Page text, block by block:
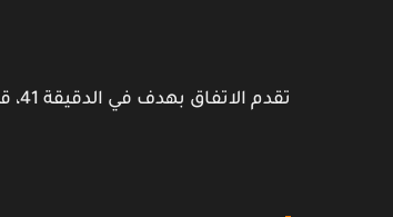
تقدم الاتفاق بهدف في الدقيقة 41، قبل أن يتعادل الاتحاد في الدقيقة 54.